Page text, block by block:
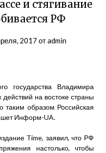
и стягивание
РФ
2017 отadmin
государства Владимира
на востоке страны
таким образом Российская
Информ-UA.
Time, заявил, что РФ
настолько, чтобы